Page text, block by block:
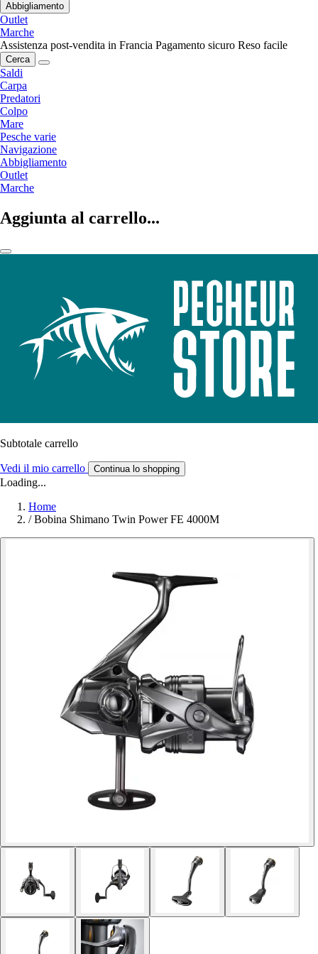
Abbigliamento
Outlet
Marche
Assistenza post-vendita in Francia Pagamento sicuro Reso facile
Cerca
Saldi
Carpa
Predatori
Colpo
Mare
Pesche varie
Navigazione
Abbigliamento
Outlet
Marche
Aggiunta al carrello...
Subtotale carrello
Vedi il mio carrello Continua lo shopping
Loading...
Home
/ Bobina Shimano Twin Power FE 4000M